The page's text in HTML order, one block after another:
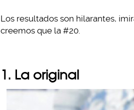
Los resultados son hilarantes,
creemos que la #20.
1. La original